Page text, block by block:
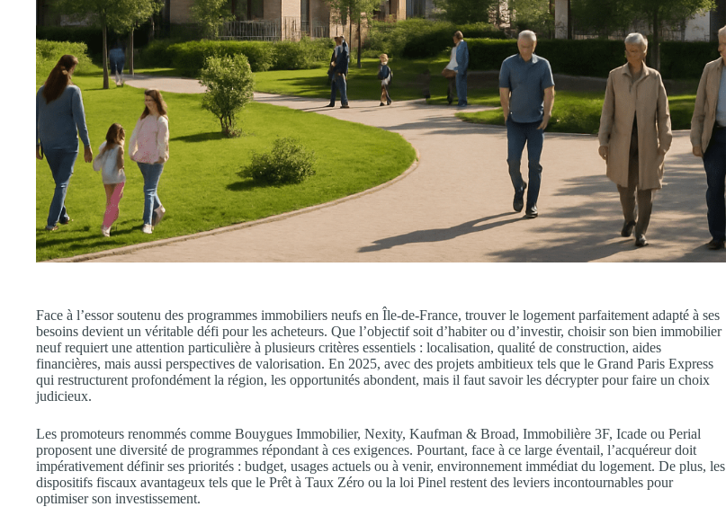
Face à l’essor soutenu des programmes immobiliers neufs en Île-de-France, trouver le logement parfaitement adapté à ses
besoins devient un véritable défi pour les acheteurs. Que l’objectif soit d’habiter ou d’investir, choisir son bien immobilier
neuf requiert une attention particulière à plusieurs critères essentiels : localisation, qualité de construction, aides
financières, mais aussi perspectives de valorisation. En 2025, avec des projets ambitieux tels que le Grand Paris Express
qui restructurent profondément la région, les opportunités abondent, mais il faut savoir les décrypter pour faire un choix
judicieux.
Les promoteurs renommés comme Bouygues Immobilier, Nexity, Kaufman & Broad, Immobilière 3F, Icade ou Perial
proposent une diversité de programmes répondant à ces exigences. Pourtant, face à ce large éventail, l’acquéreur doit
impérativement définir ses priorités : budget, usages actuels ou à venir, environnement immédiat du logement. De plus, les
dispositifs fiscaux avantageux tels que le Prêt à Taux Zéro ou la loi Pinel restent des leviers incontournables pour
optimiser son investissement.